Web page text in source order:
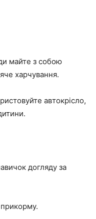
майте з собою
харчування.
автокрісло,
догляду за